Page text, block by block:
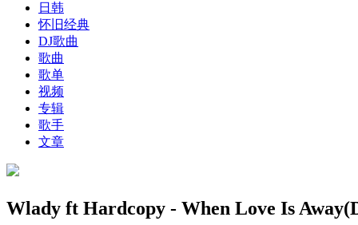
日韩
怀旧经典
DJ歌曲
歌曲
歌单
视频
专辑
歌手
文章
Wlady ft Hardcopy - When Love Is